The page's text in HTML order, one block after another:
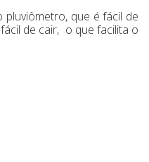
que é fácil de
de cair, o que facilita o